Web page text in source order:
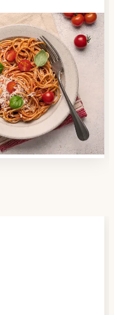
Dienst-Suche,
es in Ihrer
zu Ihnen passt.
Überblick über die